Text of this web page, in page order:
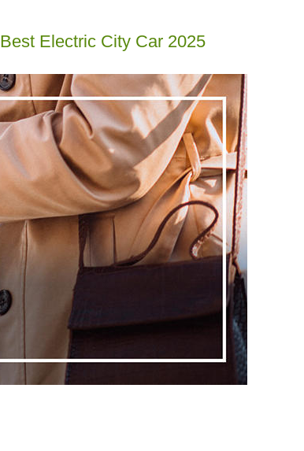
Best Electric City Car 2025